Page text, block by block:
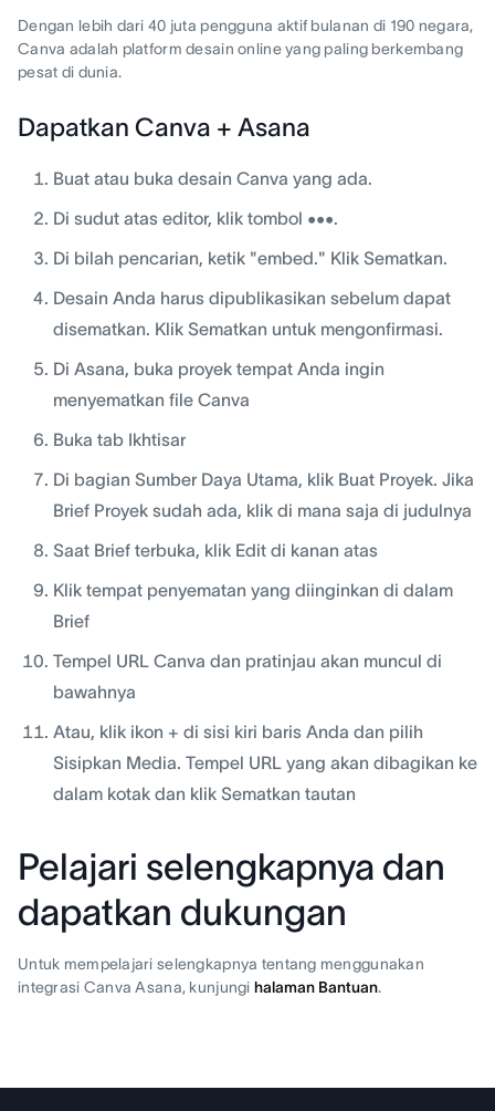
Dengan lebih dari 40 juta pengguna aktif bulanan di 190 negara,
Canva adalah platform desain online yang paling berkembang
pesat di dunia.
Dapatkan Canva + Asana
Buat atau buka desain Canva yang ada.
Di sudut atas editor, klik tombol •••.
Di bilah pencarian, ketik "embed." Klik Sematkan.
Desain Anda harus dipublikasikan sebelum dapat
disematkan. Klik Sematkan untuk mengonfirmasi.
Di Asana, buka proyek tempat Anda ingin
menyematkan file Canva
Buka tab Ikhtisar
Di bagian Sumber Daya Utama, klik Buat Proyek. Jika
Brief Proyek sudah ada, klik di mana saja di judulnya
Saat Brief terbuka, klik Edit di kanan atas
Klik tempat penyematan yang diinginkan di dalam
Brief
Tempel URL Canva dan pratinjau akan muncul di
bawahnya
Atau, klik ikon + di sisi kiri baris Anda dan pilih
Sisipkan Media. Tempel URL yang akan dibagikan ke
dalam kotak dan klik Sematkan tautan
Pelajari selengkapnya dan
dapatkan dukungan
Untuk mempelajari selengkapnya tentang menggunakan
integrasi Canva Asana, kunjungi halaman Bantuan.